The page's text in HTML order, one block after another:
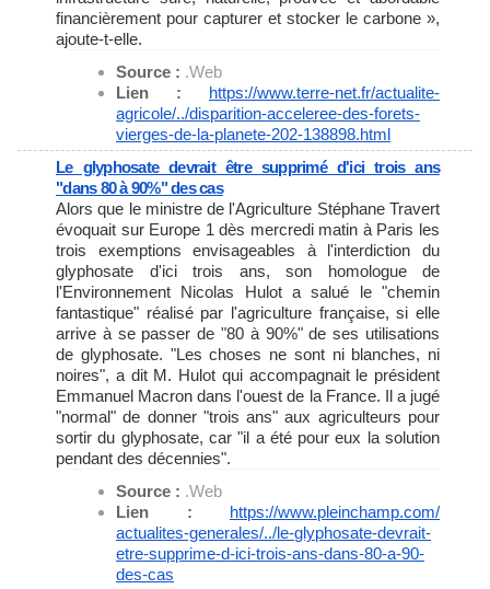
financièrement pour capturer et stocker le carbone »,
ajoute-t-elle.
Source : .Web
Lien : https://www.terre-net.fr/actualite-
agricole/../disparition-acceleree-des-forets-
vierges-de-la-planete-202-138898.html
Le glyphosate devrait être supprimé d'ici trois ans
"dans 80 à 90%" des cas
Alors que le ministre de l'Agriculture Stéphane Travert
évoquait sur Europe 1 dès mercredi matin à Paris les
trois exemptions envisageables à l'interdiction du
glyphosate d'ici trois ans, son homologue de
l'Environnement Nicolas Hulot a salué le "chemin
fantastique" réalisé par l'agriculture française, si elle
arrive à se passer de "80 à 90%" de ses utilisations
de glyphosate. "Les choses ne sont ni blanches, ni
noires", a dit M. Hulot qui accompagnait le président
Emmanuel Macron dans l'ouest de la France. Il a jugé
"normal" de donner "trois ans" aux agriculteurs pour
sortir du glyphosate, car "il a été pour eux la solution
pendant des décennies".
Source : .Web
Lien : https://www.pleinchamp.com/
actualites-generales/../le-glyphosate-devrait-
etre-supprime-d-ici-trois-ans-dans-80-a-90-
des-cas